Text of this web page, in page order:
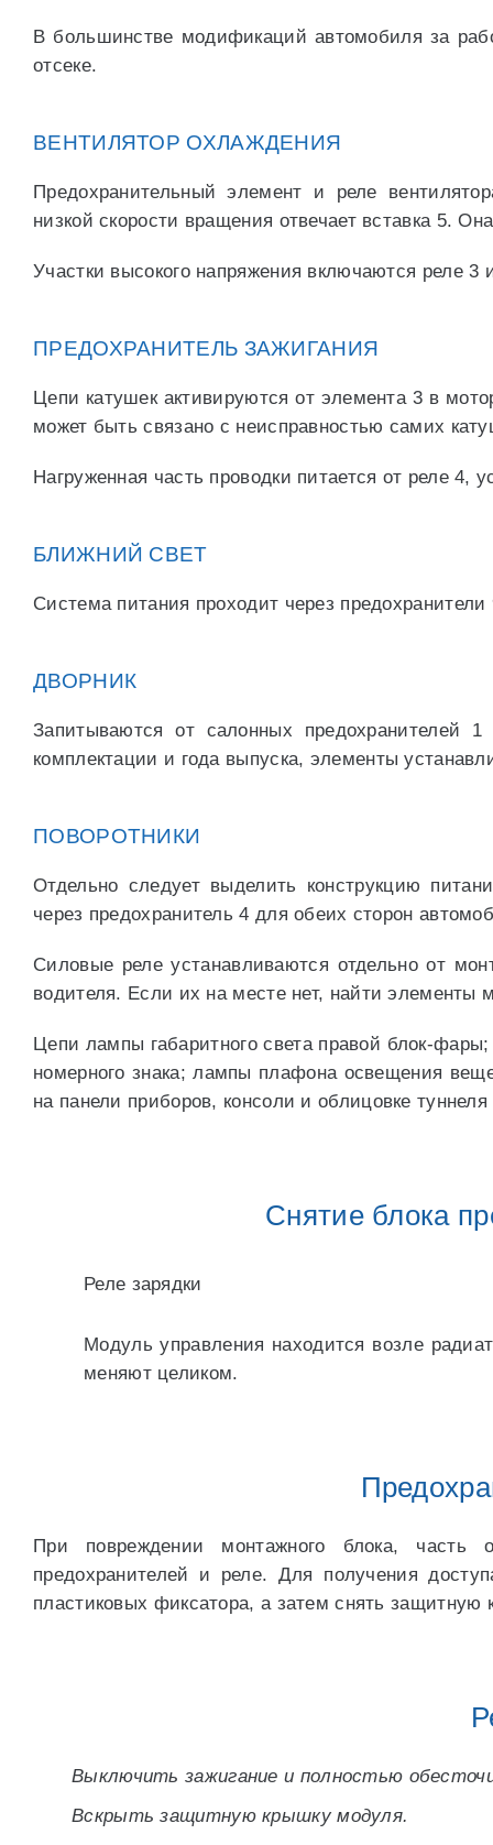
В большинстве модификаций автомобиля за
отсеке.
ВЕНТИЛЯТОР ОХЛАЖДЕНИЯ
Предохранительный элемент и реле
низкой скорости вращения отвечает вставка 5.
Участки высокого напряжения включаются реле 3
ПРЕДОХРАНИТЕЛЬ ЗАЖИГАНИЯ
Цепи катушек активируются от элемента 3 в
может быть связано с неисправностью самих
Нагруженная часть проводки питается от реле 4,
БЛИЖНИЙ СВЕТ
Система питания проходит через
ДВОРНИК
Запитываются от салонных предохранителей
комплектации и года выпуска, элементы
ПОВОРОТНИКИ
Отдельно следует выделить конструкцию
через предохранитель 4 для обеих сторон
Силовые реле устанавливаются отдельно от
водителя. Если их на месте нет, найти элементы
Цепи лампы габаритного света правой блок-
номерного знака; лампы плафона освещения
на панели приборов, консоли и облицовке
Снятие блока
Реле зарядки
Модуль управления находится возле
меняют целиком.
При повреждении монтажного блока, часть
предохранителей и реле. Для получения
пластиковых фиксатора, а затем снять защитную
Выключить зажигание и полностью
Вскрыть защитную крышку модуля.